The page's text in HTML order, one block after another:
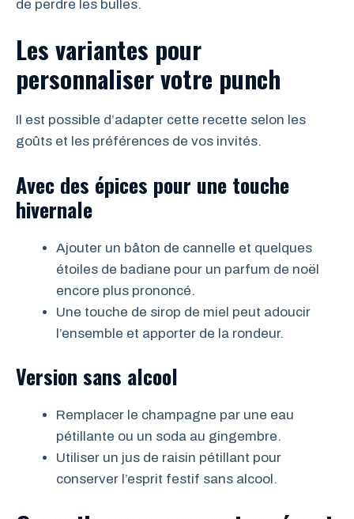
de perdre les bulles.
Les variantes pour
personnaliser votre punch
Il est possible d’adapter cette recette selon les
goûts et les préférences de vos invités.
Avec des épices pour une touche
hivernale
Ajouter un bâton de cannelle et quelques
étoiles de badiane pour un parfum de noël
encore plus prononcé.
Une touche de sirop de miel peut adoucir
l’ensemble et apporter de la rondeur.
Version sans alcool
Remplacer le champagne par une eau
pétillante ou un soda au gingembre.
Utiliser un jus de raisin pétillant pour
conserver l’esprit festif sans alcool.